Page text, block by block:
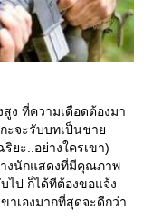
ง ที่ความเดือดต้องมา
กะจะรับบทเป็นชา
ยะ..อย่างใครเขา)
างนักแสดงที่มีคุณภาพ
ไป ก็ได้ทีต้องขอแจ้ง
าเองมากที่สุดจะดีกว่า